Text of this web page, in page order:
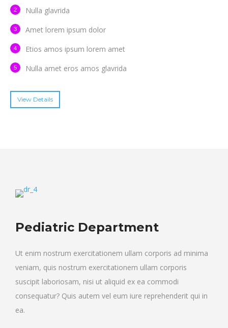
Nulla glavrida
Amet lorem ipsum dolor
Etios amos ipsum lorem amet
Nulla amet eros amos glavrida
View Details
Pediatric Department
Ut enim nostrum exercitationem ullam corporis ad minima
veniam, quis nostrum exercitationem ullam corporis
suscipit laboriosam, nisi ut aliquid ex ea commodi
consequatur? Quis autem vel eum iure reprehenderit qui in
ea.